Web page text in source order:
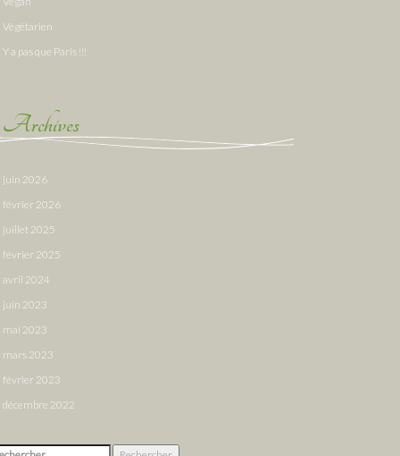
Végétarien
Y a pas que Paris !!!
Archives
juin 2026
février 2026
juillet 2025
février 2025
avril 2024
juin 2023
mai 2023
mars 2023
février 2023
décembre 2022
: